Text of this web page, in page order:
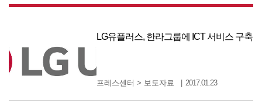
LG유플러스, 한라그룹에 ICT 서비스 구축
프레스센터 > 보도자료 2017.01.23